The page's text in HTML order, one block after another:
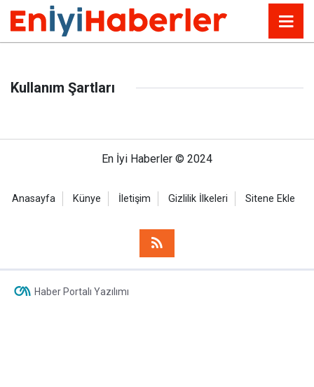
Kullanım Şartları
En İyi Haberler © 2024
Anasayfa Künye İletişim Gizlilik İlkeleri Sitene Ekle
Haber Portalı Yazılımı